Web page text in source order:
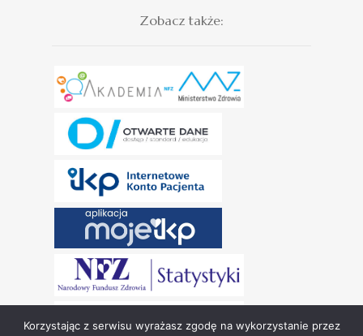
Zobacz także:
Korzystając z serwisu wyrażasz zgodę na wykorzystanie przez